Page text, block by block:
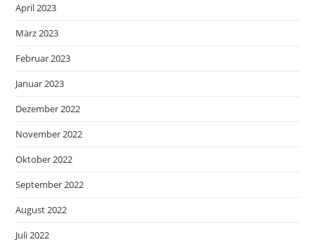
April 2023
März 2023
Februar 2023
Januar 2023
Dezember 2022
November 2022
Oktober 2022
September 2022
August 2022
Juli 2022